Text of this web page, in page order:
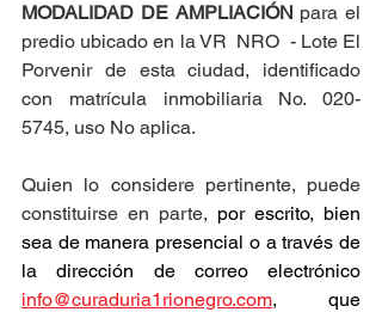
MODALIDAD DE AMPLIACIÓN para el
predio ubicado en la VR  NRO  - Lote El
Porvenir de esta ciudad, identificado
con matrícula inmobiliaria No. 020-
5745, uso No aplica.
Quien lo considere pertinente, puede
constituirse en parte, por escrito, bien
sea de manera presencial o a través de
info@curaduria1rionegro.com, que